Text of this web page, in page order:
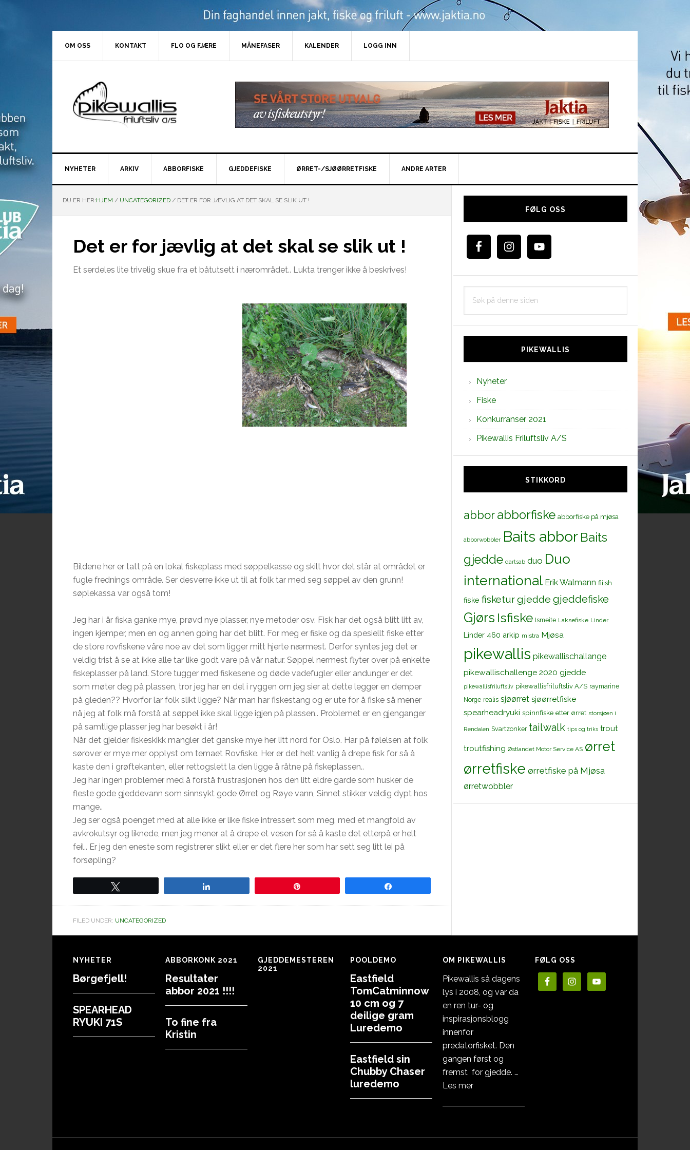
OM OSS KONTAKT FLO OG FJÆRE MÅNEFASER KALENDER LOGG INN
NYHETER ARKIV ABBORFISKE GJEDDEFISKE ØRRET-/SJØØRRETFISKE ANDRE ARTER
DU ER HER:HJEM / UNCATEGORIZED / DET ER FOR JÆVLIG AT DET SKAL SE SLIK UT !
Det er for jævlig at det skal se slik ut !
Et serdeles lite trivelig skue fra et båtutsett i nærområdet.. Lukta trenger ikke å beskrives!
Bildene her er tatt på en lokal fiskeplass med søppelkasse og skilt hvor det står at området er
fugle frednings område. Ser desverre ikke ut til at folk tar med seg søppel av den grunn!
søplekassa var også tom!
Jeg har i år fiska ganke mye, prøvd nye plasser, nye metoder osv. Fisk har det også blitt litt av,
ingen kjemper, men en og annen going har det blitt. For meg er fiske og da spesiellt fiske etter
de store rovfiskene våre noe av det som ligger mitt hjerte nærmest. Derfor syntes jeg det er
veldig trist å se at ikke alle tar like godt vare på vår natur. Søppel nermest flyter over på enkelte
fiskeplasser på land. Store tugger med fiskesene og døde vadefugler eller andunger er det
som møter deg på plassen, tror jeg har en del i ryggen om jeg sier at dette legger en demper
på gleden?? Hvorfor lar folk slikt ligge? Når man har fiskestang og er ute for å fiske så mener
nå jeg at folk må forstå at søppel ikke skal ligge igjen på plassen.. Problemet er en gjenganger
på samtlige plasser jeg har besøkt i år!
Når det gjelder fiskeskikk mangler det ganske mye her litt nord for Oslo. Har på følelsen at folk
sørover er mye mer opplyst om temaet Rovfiske. Her er det helt vanlig å drepe fisk for så å
kaste den i grøftekanten, eller rettogslett la den ligge å råtne på fiskeplassen..
Jeg har ingen problemer med å forstå frustrasjonen hos den litt eldre garde som husker de
fleste gode gjeddevann som sinnsykt gode Ørret og Røye vann, Sinnet stikker veldig dypt hos
mange..
Jeg ser også poenget med at alle ikke er like fiske intressert som meg, med et mangfold av
avkrokutsyr og liknede, men jeg mener at å drepe et vesen for så å kaste det etterpå er helt
feil.. Er jeg den eneste som registrerer slikt eller er det flere her som har sett seg litt lei på
forsøpling?
FILED UNDER: UNCATEGORIZED
Hoved
FØLG OSS
PIKEWALLIS
Nyheter
Fiske
Konkurranser 2021
Pikewallis Friluftsliv A/S
STIKKORD
abborabborfiske abborfiske på mjøsa
abborwobbler Baits abbor Baits
gjedde dartsab duo Duo
international Erik Walmann fiiish
fiske fisketurgjedde gjeddefiske
Gjørs Isfiske Ismeite Laksefiske Linder
Linder 460 arkip mistra Mjøsa
pikewallis pikewallischallange
pikewallischallenge 2020 gjedde
pikewallisfriluftsliv pikewallisfriluftsliv A/S raymarine
Norge realis sjøørret sjøørretfiske
spearheadryuki spinnfiske etter ørret storsjøen i
Rendalen Svartzonker tailwalk tips og triks trout
troutfishing Østlandet Motor Service AS ørret
ørretfiske ørretfiske på Mjøsa
ørretwobbler
Footer
NYHETER
Børgefjell!
SPEARHEAD
RYUKI 71S
ABBORKONK 2021
Resultater
abbor 2021 !!!!
To fine fra
Kristin
GJEDDEMESTEREN
2021
POOLDEMO
Eastfield
TomCatminnow
10 cm og 7
deilige gram
Luredemo
Eastfield sin
Chubby Chaser
luredemo
OM PIKEWALLIS
Pikewallis så dagens
lys i 2008, og var da
en ren tur- og
inspirasjonsblogg
innenfor
predatorfisket. Den
gangen først og
fremst for gjedde. …
Les meromOm
FØLG OSS